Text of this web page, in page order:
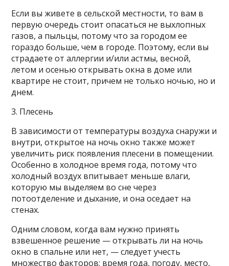
Если вы живете в сельской местности, то вам в
первую очередь стоит опасаться не выхлопных
газов, а пыльцы, потому что за городом ее
гораздо больше, чем в городе. Поэтому, если вы
страдаете от аллергии и/или астмы, весной,
летом и осенью открывать окна в доме или
квартире не стоит, причем не только ночью, но и
днем.
3. Плесень
В зависимости от температуры воздуха снаружи и
внутри, открытое на ночь окно также может
увеличить риск появления плесени в помещении.
Особенно в холодное время года, потому что
холодный воздух впитывает меньше влаги,
которую мы выделяем во сне через
потоотделение и дыхание, и она оседает на
стенах.
Одним словом, когда вам нужно принять
взвешенное решение — открывать ли на ночь
окно в спальне или нет, — следует учесть
множество факторов: время года, погоду, место,